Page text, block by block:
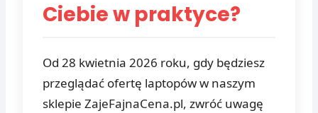
Ciebie w praktyce?
Od 28 kwietnia 2026 roku, gdy będziesz
przeglądać ofertę laptopów w naszym
sklepie ZajeFajnaCena.pl, zwróć uwagę